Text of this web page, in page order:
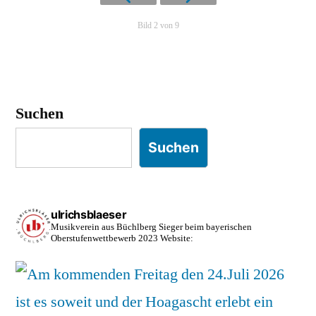
Bild 2 von 9
Suchen
Suchen
ulrichsblaeser
Musikverein aus Büchlberg Sieger beim bayerischen
Oberstufenwettbewerb 2023 Website: